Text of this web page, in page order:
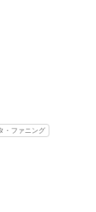
・ファニング